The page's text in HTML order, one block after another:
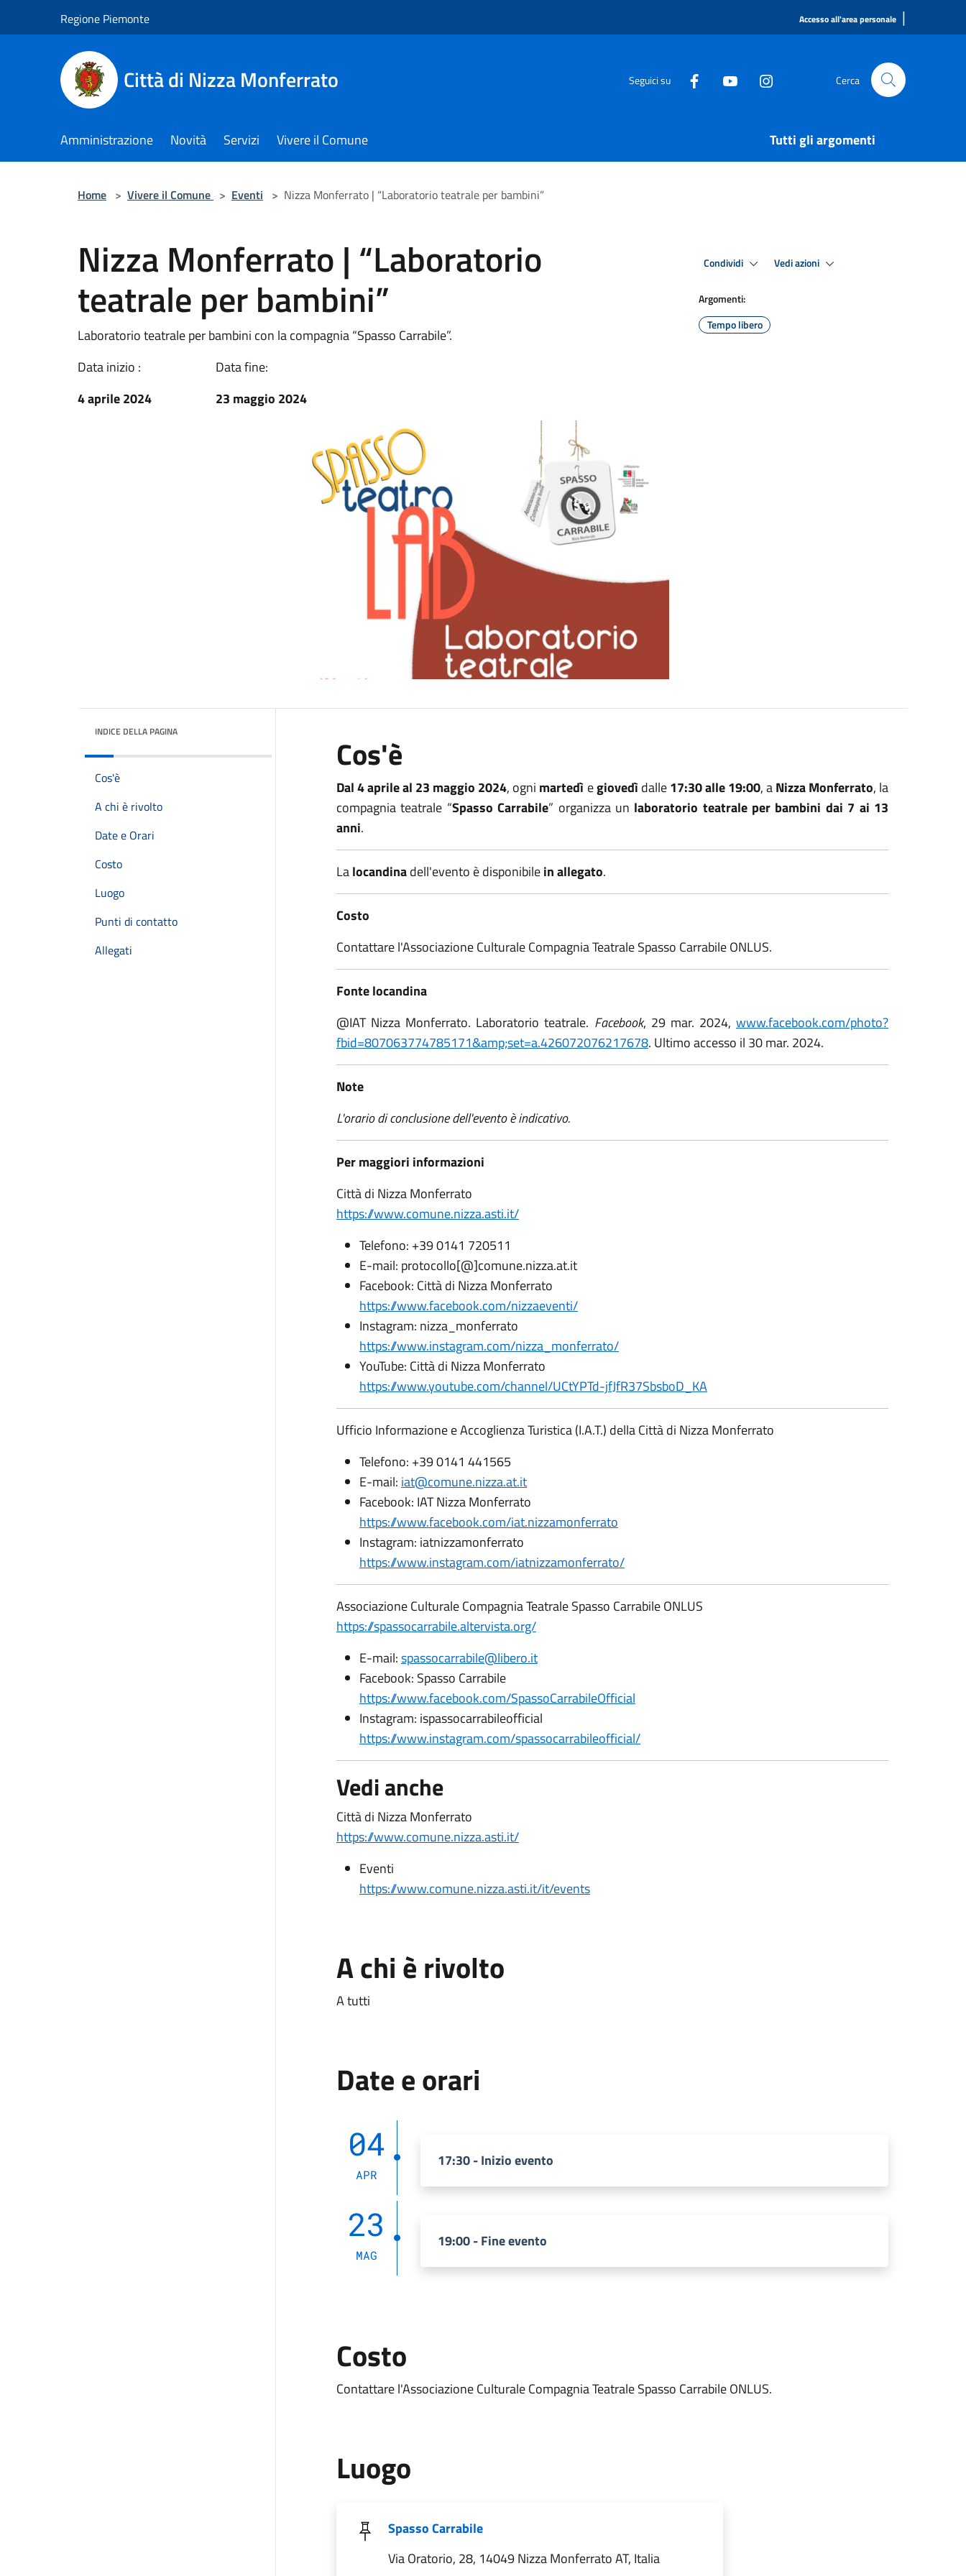
Regione Piemonte Accesso all'area personale |
Città di Nizza Monferrato Seguici su Cerca
Amministrazione Novità Servizi Vivere il Comune Tutti gli argomenti
Home > Vivere il Comune > Eventi > Nizza Monferrato | “Laboratorio teatrale per bambini”
Nizza Monferrato | “Laboratorio
teatrale per bambini”
Laboratorio teatrale per bambini con la compagnia “Spasso Carrabile”.
Data inizio :
4 aprile 2024
Data fine:
23 maggio 2024
Condividi Vedi azioni
Argomenti:
Tempo libero
INDICE DELLA PAGINA
Cos'è
A chi è rivolto
Date e Orari
Costo
Luogo
Punti di contatto
Allegati
Cos'è
Dal 4 aprile al 23 maggio 2024, ogni martedì egiovedì dalle17:30 alle 19:00, aNizza Monferrato, la
compagnia teatrale “Spasso Carrabile” organizza un laboratorio teatrale per bambini dai 7 ai 13
anni.
Lalocandinadell'evento è disponibilein allegato.
Costo
Contattare l'Associazione Culturale Compagnia Teatrale Spasso Carrabile ONLUS.
Fonte locandina
@IAT Nizza Monferrato. Laboratorio teatrale. Facebook, 29 mar. 2024, www.facebook.com/photo?
fbid=807063774785171&amp;set=a.426072076217678. Ultimo accesso il 30 mar. 2024.
Note
L'orario di conclusione dell'evento è indicativo.
Per maggiori informazioni
Città di Nizza Monferrato
https://www.comune.nizza.asti.it/
Telefono: +39 0141 720511
E-mail: protocollo[@]comune.nizza.at.it
Facebook: Città di Nizza Monferrato
https://www.facebook.com/nizzaeventi/
Instagram: nizza_monferrato
https://www.instagram.com/nizza_monferrato/
YouTube: Città di Nizza Monferrato
https://www.youtube.com/channel/UCtYPTd-jfJfR37SbsboD_KA
Ufficio Informazione e Accoglienza Turistica (I.A.T.) della Città di Nizza Monferrato
Telefono: +39 0141 441565
E-mail: iat@comune.nizza.at.it
Facebook: IAT Nizza Monferrato
https://www.facebook.com/iat.nizzamonferrato
Instagram: iatnizzamonferrato
https://www.instagram.com/iatnizzamonferrato/
Associazione Culturale Compagnia Teatrale Spasso Carrabile ONLUS
https://spassocarrabile.altervista.org/
E-mail:spassocarrabile@libero.it
Facebook: Spasso Carrabile
https://www.facebook.com/SpassoCarrabileOfficial
Instagram: ispassocarrabileofficial
https://www.instagram.com/spassocarrabileofficial/
Vedi anche
Città di Nizza Monferrato
https://www.comune.nizza.asti.it/
Eventi
https://www.comune.nizza.asti.it/it/events
A chi è rivolto
A tutti
Date e orari
04
APR
17:30 - Inizio evento
23
MAG
19:00 - Fine evento
Costo
Contattare l'Associazione Culturale Compagnia Teatrale Spasso Carrabile ONLUS.
Luogo
Spasso Carrabile
Via Oratorio, 28, 14049 Nizza Monferrato AT, Italia